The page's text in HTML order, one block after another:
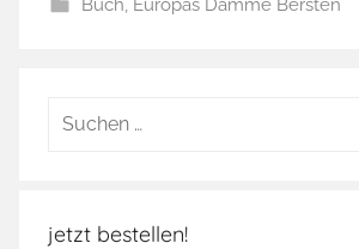
Suchen
jetzt bestellen!